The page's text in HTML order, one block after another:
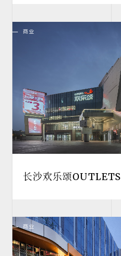
商业
长沙欢乐颂OUTLETS
商业